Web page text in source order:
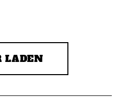
LADEN